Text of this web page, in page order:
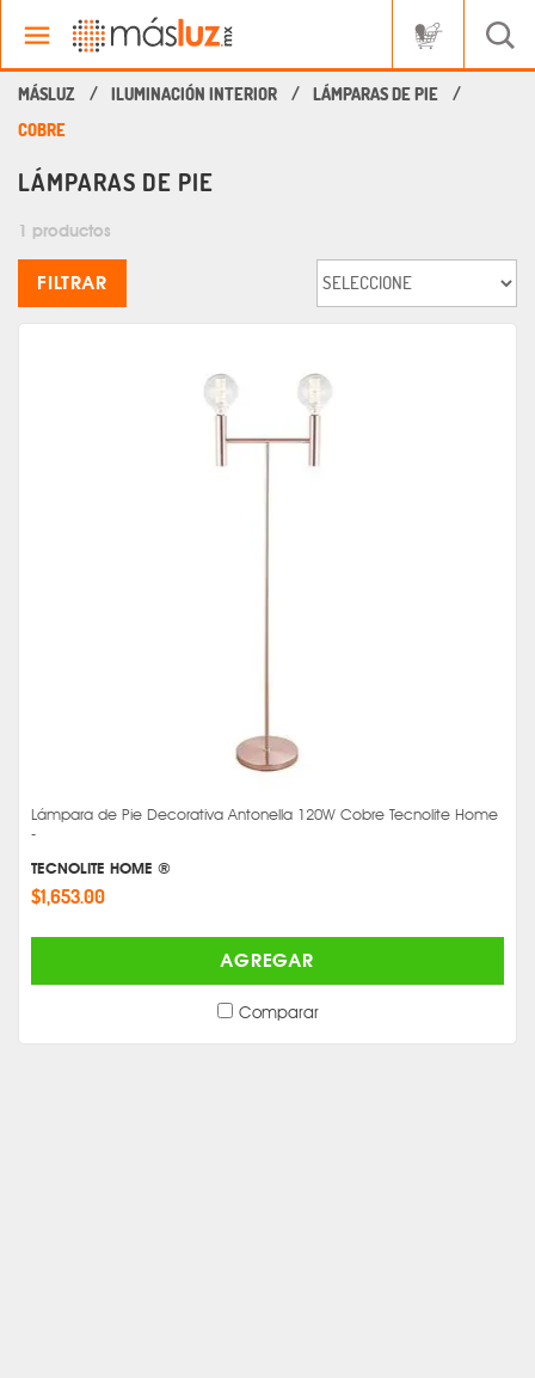
ILUMINACIÓN INTERIOR
LÁMPARAS DE PIE
COBRE
LÁMPARAS DE PIE
1 productos
FILTRAR
Lámpara de Pie Decorativa Antonella 120W Cobre Tecnolite Home
-
TECNOLITE HOME ®
$1,653.00
AGREGAR
Comparar